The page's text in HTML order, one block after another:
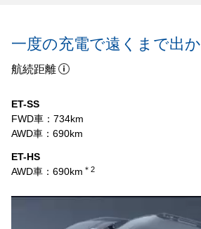
一度の充電で遠くまで出
航続距離
ET-SS
FWD車：734km
AWD車：690km
ET-HS
AWD車：690km ＊2